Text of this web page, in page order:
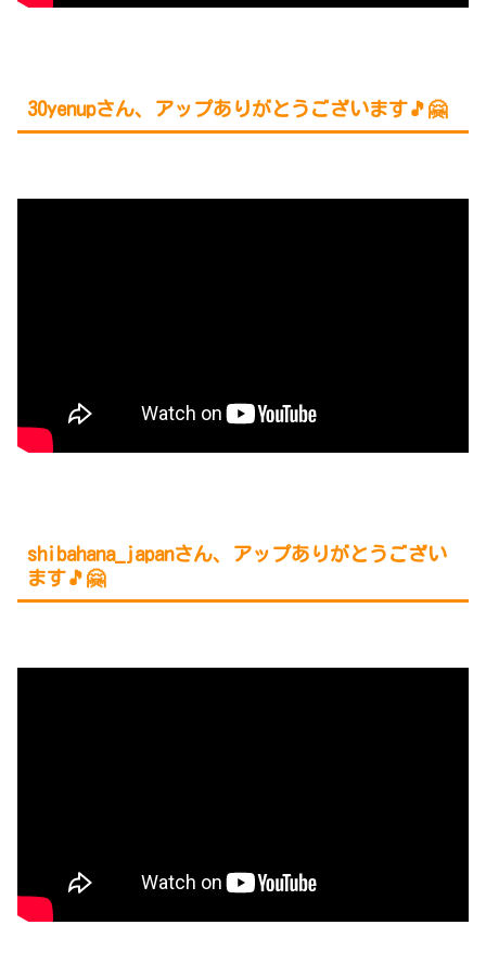
30yenupさん、アップありがとうございます🎵🤗
shibahana_japanさん、アップありがとうござい
ます🎵🤗